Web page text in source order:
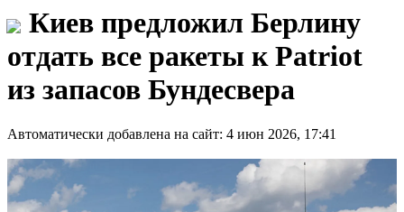
Киев предложил Берлину
отдать все ракеты к Patriot
из запасов Бундесвера
Автоматически добавлена на сайт: 4 июн 2026, 17:41